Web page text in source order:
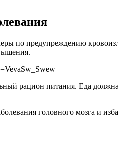
по предупреждению
рацион питания. Еда
головного мозга и